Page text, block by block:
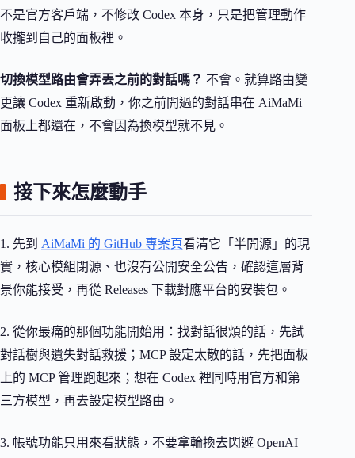
不是官方客戶端，不修改 Codex 本身，只是把管理動作
收攏到自己的面板裡。
切換模型路由會弄丟之前的對話嗎？ 不會。就算路由變
更讓 Codex 重新啟動，你之前開過的對話串在 AiMaMi
面板上都還在，不會因為換模型就不見。
接下來怎麼動手
1. 先到 AiMaMi 的 GitHub 專案頁看清它「半開源」的現
實，核心模組閉源、也沒有公開安全公告，確認這層背
景你能接受，再從 Releases 下載對應平台的安裝包。
2. 從你最痛的那個功能開始用：找對話很煩的話，先試
對話樹與遺失對話救援；MCP 設定太散的話，先把面板
上的 MCP 管理跑起來；想在 Codex 裡同時用官方和第
三方模型，再去設定模型路由。
3. 帳號功能只用來看狀態，不要拿輪換去閃避 OpenAI